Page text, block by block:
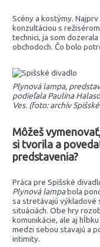
Scény a kostýmy.
konzultáciou s
technici, ja som
obchodoch. Čo bolo
Plynová lampa,
podieľala Paulína
Ves. (foto: archív
Môžeš
si tvorila a
predstavenia?
Práca pre Spišské
Plynová lampabola
sa stretávajú výkladové
situáciách. Obe hry
komunikácie, ale aj
medzi sebou stavajú a
intimity.